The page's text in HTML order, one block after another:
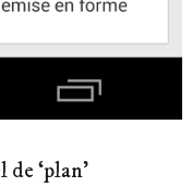
de ‘plan’